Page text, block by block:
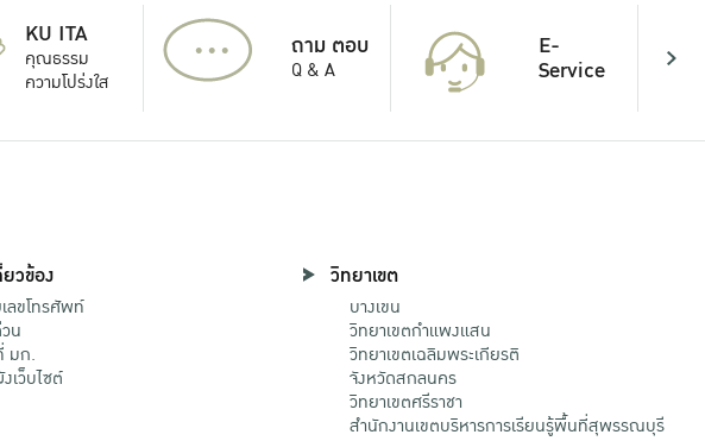
KU ITA
คุณธรรม
ความโปร่งใส
... ถาม ตอบ
Q & A
E-
Service
วข้อง
ลขโทรศัพท์
น
มก.
เว็บไซต์
วิทยาเขต
บางเขน
วิทยาเขตกําแพงแสน
วิทยาเขตเฉลิมพระเกียรติ
จังหวัดสกลนคร
วิทยาเขตศรีราชา
สำนักงานเขตบริหารการเรียนรู้พื้นที่สุพรรณบุรี